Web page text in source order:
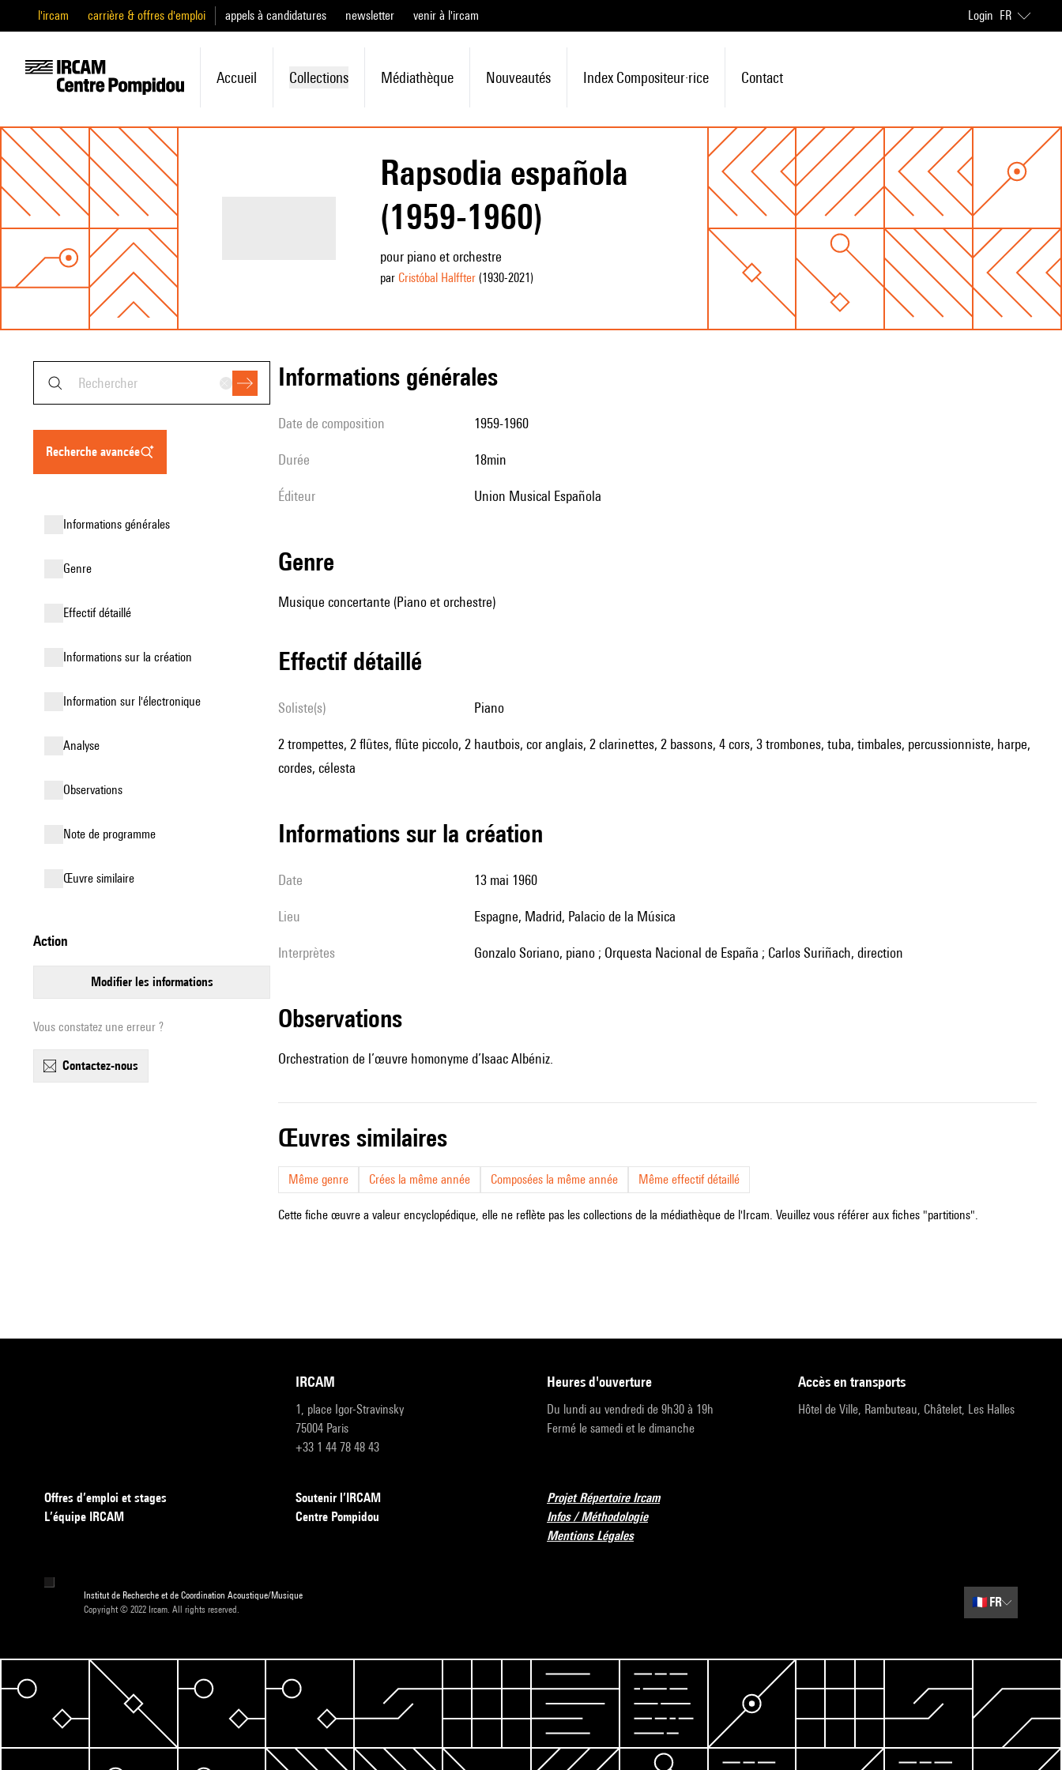
l'ircam carrière & offres d'emploi appels à candidatures newsletter venir à l'ircam Login FR
Accueil Collections Médiathèque Nouveautés Index Compositeur·rice Contact
Rapsodia española
(1959-1960)
pour piano et orchestre
par Cristóbal Halffter(1930-2021)
recherche avancée
informations générales
genre
effectif détaillé
informations sur la création
Information sur l'électronique
analyse
observations
Note de programme
œuvre similaire
action
modifier les informations
Vous constatez une erreur ?
contactez-nous
informations générales
date de composition 1959-1960
durée 18min
éditeur Union Musical Española
genre
Musique concertante (Piano et orchestre)
effectif détaillé
Soliste(s) piano
2 trompettes, 2 flûtes, flûte piccolo, 2 hautbois, cor anglais, 2 clarinettes, 2 bassons, 4 cors, 3 trombones, tuba, timbales, percussionniste, harpe,
cordes, célesta
informations sur la création
date 13 mai 1960
lieu Espagne, Madrid, Palacio de la Música
interprètes Gonzalo Soriano, piano ; Orquesta Nacional de España ; Carlos Suriñach, direction
observations
Orchestration de l’œuvre homonyme d’Isaac Albéniz.
œuvres similaires
Même genre Crées la même année Composées la même année Même effectif détaillé
Cette fiche œuvre a valeur encyclopédique, elle ne reflète pas les collections de la médiathèque de l'Ircam. Veuillez vous référer aux fiches "partitions".
IRCAM
1, place Igor-Stravinsky
75004 Paris
+33 1 44 78 48 43
heures d'ouverture
Du lundi au vendredi de 9h30 à 19h
Fermé le samedi et le dimanche
accès en transports
Hôtel de Ville, Rambuteau, Châtelet, Les Halles
Offres d’emploi et stages
L’équipe IRCAM
Soutenir l’IRCAM
Centre Pompidou
Projet Répertoire Ircam
Infos / Méthodologie
Mentions Légales
Institut de Recherche et de Coordination Acoustique/Musique
Copyright © 2022 Ircam. All rights reserved.
🇫🇷 FR